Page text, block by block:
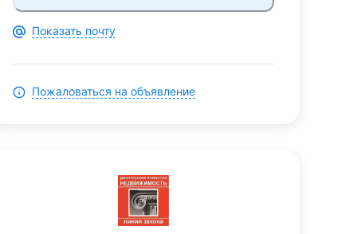
Показать почту
Пожаловаться на объявление